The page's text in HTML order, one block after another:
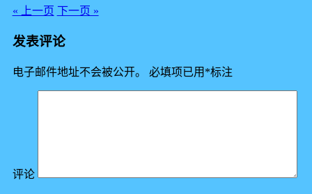
« 上一页 下一页 »
发表评论
电子邮件地址不会被公开。 必填项已用 *标注
评论